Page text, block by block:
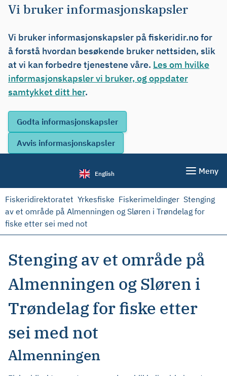
Vi bruker informasjonskapsler
Vi bruker informasjonskapsler på fiskeridir.no for
å forstå hvordan besøkende bruker nettsiden, slik
at vi kan forbedre tjenestene våre. Les om hvilke
informasjonskapsler vi bruker, og oppdater
samtykket ditt her.
English Meny
Fiskeridirektoratet Yrkesfiske Fiskerimeldinger Stenging
av et område på Almenningen og Sløren i Trøndelag for
fiske etter sei med not
Stenging av et område på
Almenningen og Sløren i
Trøndelag for fiske etter
sei med not
Almenningen